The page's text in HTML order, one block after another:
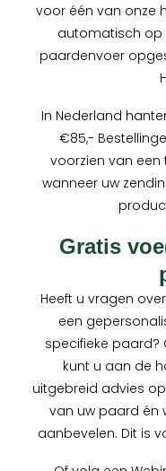
voor één van onze
automatisch op
paardenvoer
In Nederland
€85,-
voorzien van een
wanneer uw
Gratis
Heeft u vragen
een
specifieke paard?
kunt u aan de
uitgebreid advies
van uw paard én
aanbevelen. Dit is